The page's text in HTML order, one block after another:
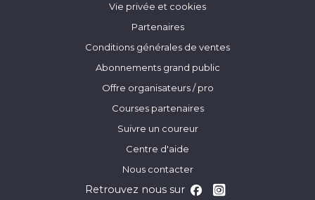
Vie privée et cookies
Partenaires
Conditions générales de ventes
Abonnements grand public
Offre organisateurs / pro
Courses partenaires
Suivre un coureur
Centre d'aide
Nous contacter
Retrouvez nous sur